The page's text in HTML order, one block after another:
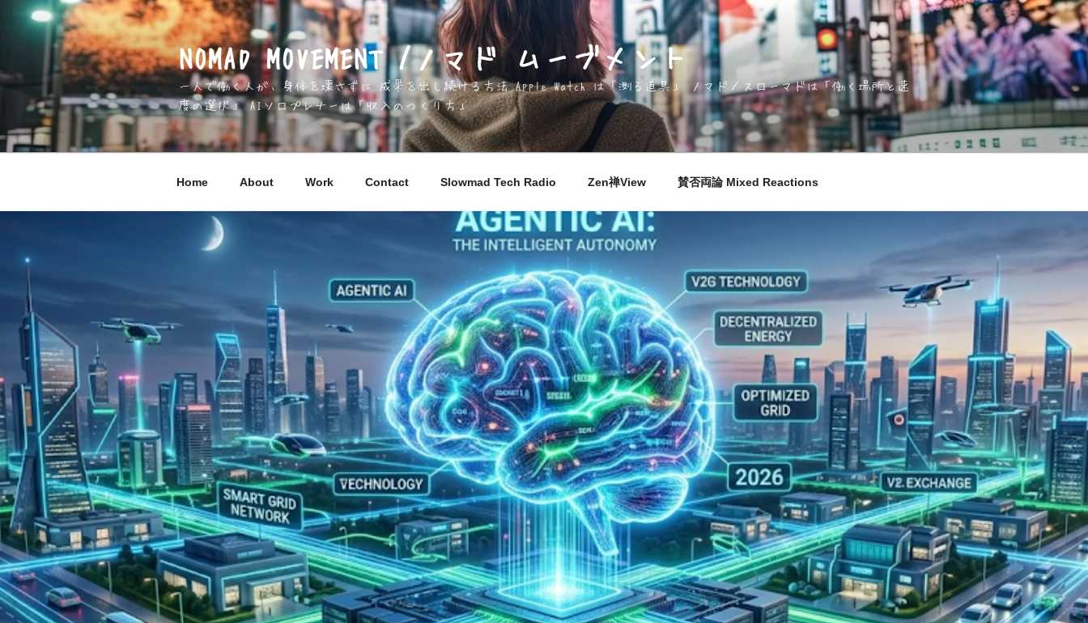
キ
NOMAD MOVEMENT /ノマド ムーブメント
一人で働く人が、身体を壊さずに 成果を出し続ける方法 Apple Watch は「測る道具」 ノマド／スローマドは「働く場所と速
度の選択」 AIソロプレナーは「収入のつくり方」
Home About Work Contact Slowmad Tech Radio Zen禅View 賛否両論 Mixed Reactions